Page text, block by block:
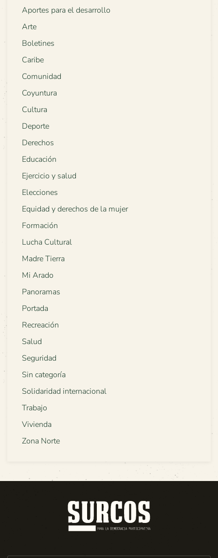
Aportes para el desarrollo
Arte
Boletines
Caribe
Comunidad
Coyuntura
Cultura
Deporte
Derechos
Educación
Ejercicio y salud
Elecciones
Equidad y derechos de la mujer
Formación
Lucha Cultural
Madre Tierra
Mi Arado
Panoramas
Portada
Recreación
Salud
Seguridad
Sin categoría
Solidaridad internacional
Trabajo
Vivienda
Zona Norte